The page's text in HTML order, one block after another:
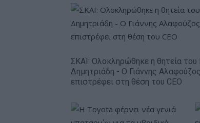
ΣΚΑΪ: Ολοκληρώθηκε η θητεία του
Δημητριάδη - Ο Γιάννης Αλαφούζος
επιστρέφει στη θέση του CEO